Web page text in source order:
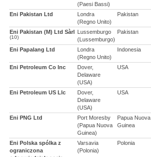
(Paesi Bassi)
Eni Pakistan Ltd
Londra
(Regno Unito)
Pakistan
Eni Pakistan (M) Ltd Sàrl
(10)
Lussemburgo
(Lussemburgo)
Pakistan
Eni Papalang Ltd
Londra
(Regno Unito)
Indonesia
Eni Petroleum Co Inc
Dover,
Delaware
(USA)
USA
Eni Petroleum US Llc
Dover,
Delaware
(USA)
USA
Eni PNG Ltd
Port Moresby
(Papua Nuova
Guinea)
Papua Nuova
Guinea
Eni Polska spólka z
ograniczona
Varsavia
(Polonia)
Polonia